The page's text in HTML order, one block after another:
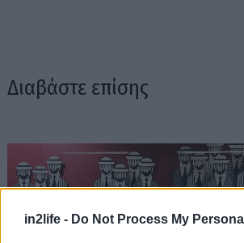
in2life - Do Not Process My
Διαβάστε επίσης